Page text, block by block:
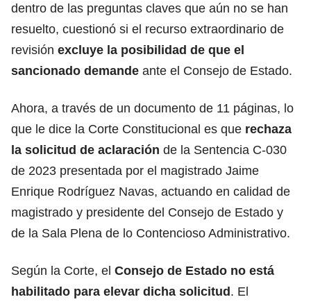
dentro de las preguntas claves que aún no se han
resuelto, cuestionó si el recurso extraordinario de
revisión excluye la posibilidad de que el
sancionado demande ante el Consejo de Estado.
Ahora, a través de un documento de 11 páginas, lo
que le dice la Corte Constitucional es que rechaza
la solicitud de aclaración de la Sentencia C-030
de 2023 presentada por el magistrado Jaime
Enrique Rodríguez Navas, actuando en calidad de
magistrado y presidente del Consejo de Estado y
de la Sala Plena de lo Contencioso Administrativo.
Según la Corte, el Consejo de Estado no está
habilitado para elevar dicha solicitud. El